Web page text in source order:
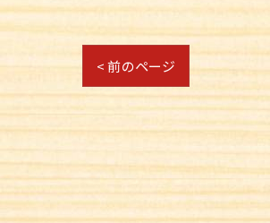
< 前のページ